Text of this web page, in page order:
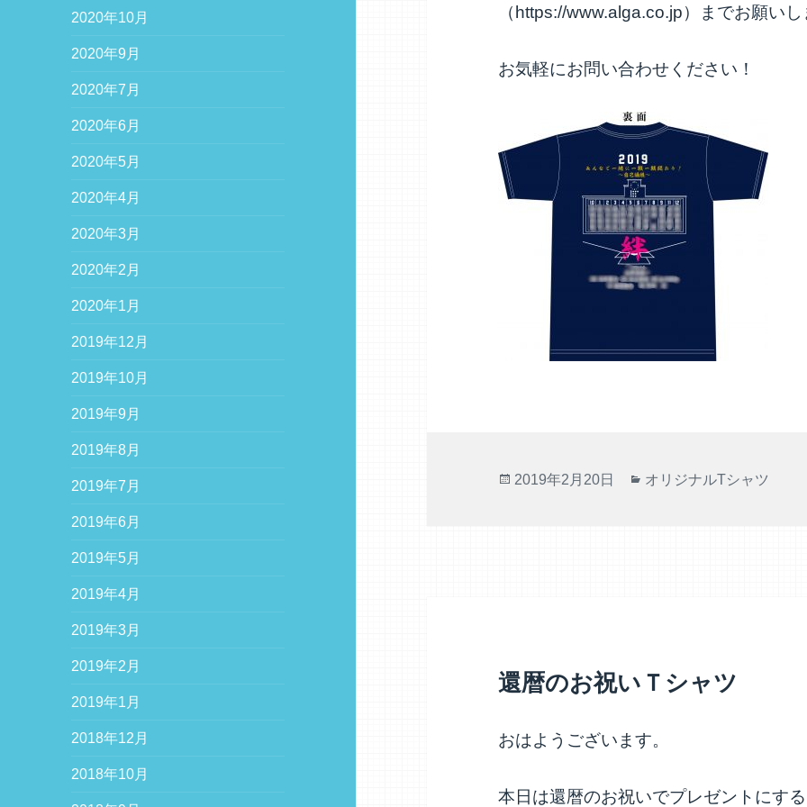
2020年10月
2020年9月
2020年7月
2020年6月
2020年5月
2020年4月
2020年3月
2020年2月
2020年1月
2019年12月
2019年10月
2019年9月
2019年8月
2019年7月
2019年6月
2019年5月
2019年4月
2019年3月
2019年2月
2019年1月
2018年12月
2018年10月
（https://www.alga.co.jp）までお願いし
お気軽にお問い合わせください！
投
2019年2月20日
カ
オリジナルTシャツ
還暦のお祝いＴシャツ
おはようございます。
本日は還暦のお祝いでプレゼントにす